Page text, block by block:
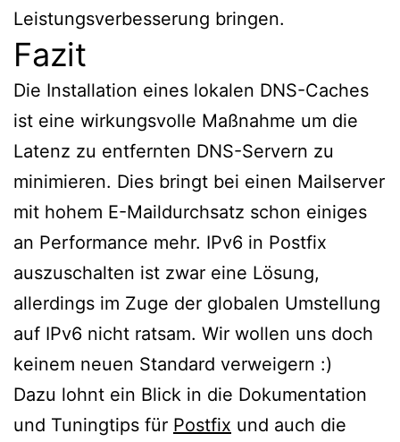
Leistungsverbesserung bringen.
Fazit
Die Installation eines lokalen DNS-Caches
ist eine wirkungsvolle Maßnahme um die
Latenz zu entfernten DNS-Servern zu
minimieren. Dies bringt bei einen Mailserver
mit hohem E-Maildurchsatz schon einiges
an Performance mehr. IPv6 in Postfix
auszuschalten ist zwar eine Lösung,
allerdings im Zuge der globalen Umstellung
auf IPv6 nicht ratsam. Wir wollen uns doch
keinem neuen Standard verweigern :)
Dazu lohnt ein Blick in die Dokumentation
und Tuningtips für Postfix und auch die